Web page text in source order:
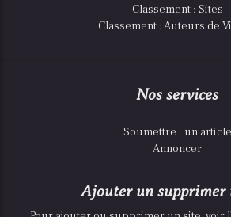
Classement : Sites
Classement : Auteurs de
Nos services
Soumettre : un article
Annoncer
Ajouter un supprimer